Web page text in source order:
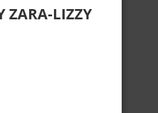
ZARA-LIZZY